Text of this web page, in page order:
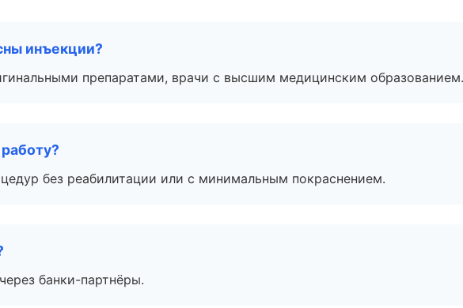
инъекции?
препаратами, врачи с высшим медицинским образованием.
без реабилитации или с минимальным покраснением.
банки-партнёры.